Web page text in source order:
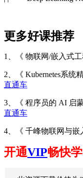
更多好课推荐
1、《 物联网/嵌入式
2、《 Kubernetes系统
直通车
3、《 程序员的 AI 启
直通车
4、《 千峰物联网与嵌
开通VIP畅快